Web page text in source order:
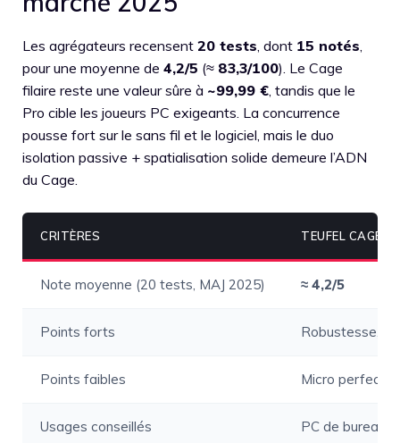
Les agrégateurs recensent 20 tests , dont 15 notés
pour une moyenne de 4,2/5 (≈ 83,3/100). Le Cage
filaire reste une valeur sûre à ~99,99 € , tandis que le
Pro cible les joueurs PC exigeants. La concurrence
pousse fort sur le sans fil et le logiciel, mais le duo
isolation passive + spatialisation solide demeure l’ADN
du Cage.
CRITÈRES TEUFEL CAGE
Note moyenne (20 tests, MAJ 2025) ≈ 4,2/5
Points forts Robustesse,
Points faibles Micro
Usages conseillés PC de bureau,